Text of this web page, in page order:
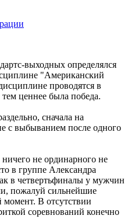
выходных определялся
"Американский
проводятся в
тем ценнее была победа.
сначала на
с выбыванием после одного
не ординарного не
в группе Александра
в четвертьфиналы у мужчин
пожалуй сильнейшие
В отсутствии
соревнований конечно